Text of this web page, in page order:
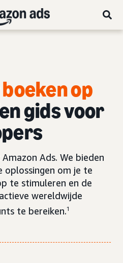
op
gids voor
Ads. We bieden
oplossingen om je te
te stimuleren en de
wereldwijde
te bereiken.1